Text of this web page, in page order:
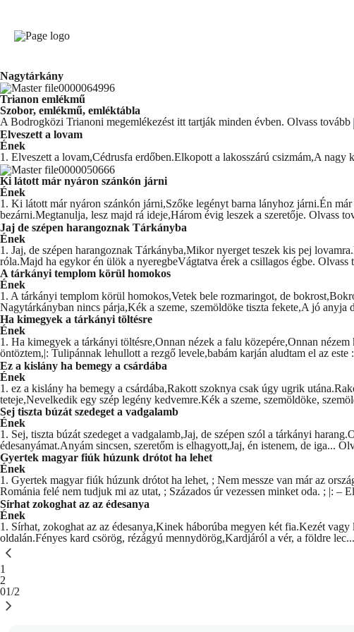
Nagytárkány
Trianon emlékmű
Szobor, emlékmű, emléktábla
A Bodrogközi Trianoni megemlékezést itt tartják minden évben. Olvass tovább
Elveszett a lovam
Ének
1. Elveszett a lovam,Cédrusfa erdőben.Elkopott a lakosszárú csizmám,A
Ki látott már nyáron szánkón járni
Ének
1. Ki látott már nyáron szánkón járni,Szőke legényt barna lányhoz járni.Én
bezárni.Megtanulja, lesz majd rá ideje,Három évig leszek a szeretője. Olvass
Jaj de szépen harangoznak Tárkányba
Ének
1. Jaj, de szépen harangoznak Tárkányba,Mikor nyerget teszek kis pej
róla.Majd ha egykor én ülök a nyeregbeVágtatva érek a csillagos égbe. Olvass
A tárkányi templom körül homokos
Ének
1. A tárkányi templom körül homokos,Vetek bele rozmaringot, de
Nagytárkányban nincs párja,Kék a szeme, szemöldöke tiszta fekete,A jó anyja
Ha kimegyek a tárkányi töltésre
Ének
1. Ha kimegyek a tárkányi töltésre,Onnan nézek a falu közepére,Onnan
öntöztem,|: Tulipánnak lehullott a rezgő levele,babám karján aludtam el az este
Ez a kislány ha bemegy a csárdába
Ének
1. ez a kislány ha bemegy a csárdába,Rakott szoknya csak úgy ugrik
teteje,Nevelkedik egy szép legény kedvemre.Kék a szeme, szemöldöke,
Sej tiszta búzát szedeget a vadgalamb
Ének
1. Sej, tiszta búzát szedeget a vadgalamb,Jaj, de szépen szól a tárkányi
édesanyámat.Anyám sincsen, szeretőm is elhagyott,Jaj, én istenem, de iga...
Gyertek magyar fiúk húzunk drótot ha lehet
Ének
1. Gyertek magyar fiúk húzunk drótot ha lehet, ; Nem messze van már az
Románia felé nem tudjuk mi az utat, ; Százados úr vezessen minket oda. ; |: –
Sírhat zokoghat az az édesanya
Ének
1. Sírhat, zokoghat az az édesanya,Kinek háborúba megyen két fia.Kezét
oldalán.Fényes kard csörög, rézágyú mennydörög,Kardjáról a vér, a földre lec...
You're currently reading page
1
Oldal
2
01/2